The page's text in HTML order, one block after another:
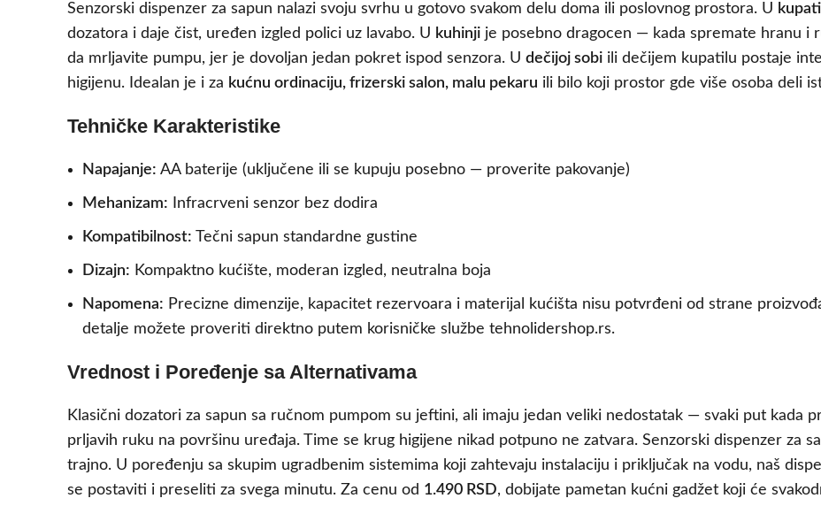
Senzorski dispenzer za sapun nalazi svoju svrhu u gotovo svakom delu doma ili poslovnog prostora. U
dozatora i daje čist, uređen izgled polici uz lavabo. U kuhinji je posebno dragocen — kada spremate hranu i
da mrljavite pumpu, jer je dovoljan jedan pokret ispod senzora. U dečijoj sobi ili dečijem kupatilu postaje
higijenu. Idealan je i za kućnu ordinaciju, frizerski salon, malu pekaru ili bilo koji prostor gde više osoba deli
Tehničke Karakteristike
Napajanje: AA baterije (uključene ili se kupuju posebno — proverite pakovanje)
Mehanizam: Infracrveni senzor bez dodira
Kompatibilnost: Tečni sapun standardne gustine
Dizajn: Kompaktno kućište, moderan izgled, neutralna boja
Napomena: Precizne dimenzije, kapacitet rezervoara i materijal kućišta nisu potvrđeni od strane
detalje možete proveriti direktno putem korisničke službe tehnolidershop.rs.
Vrednost i Poređenje sa Alternativama
Klasični dozatori za sapun sa ručnom pumpom su jeftini, ali imaju jedan veliki nedostatak — svaki put kada
prljavih ruku na površinu uređaja. Time se krug higijene nikad potpuno ne zatvara. Senzorski dispenzer za
trajno. U poređenju sa skupim ugradbenim sistemima koji zahtevaju instalaciju i priključak na vodu, naš
se postaviti i preseliti za svega minutu. Za cenu od 1.490 RSD, dobijate pametan kućni gadžet koji će